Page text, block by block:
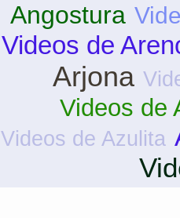
Angostura
Videos de
Arjona
Videos de
Videos de Azulita